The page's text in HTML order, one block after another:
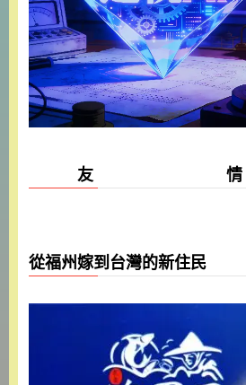
友 情
從福州嫁到台灣的新住民